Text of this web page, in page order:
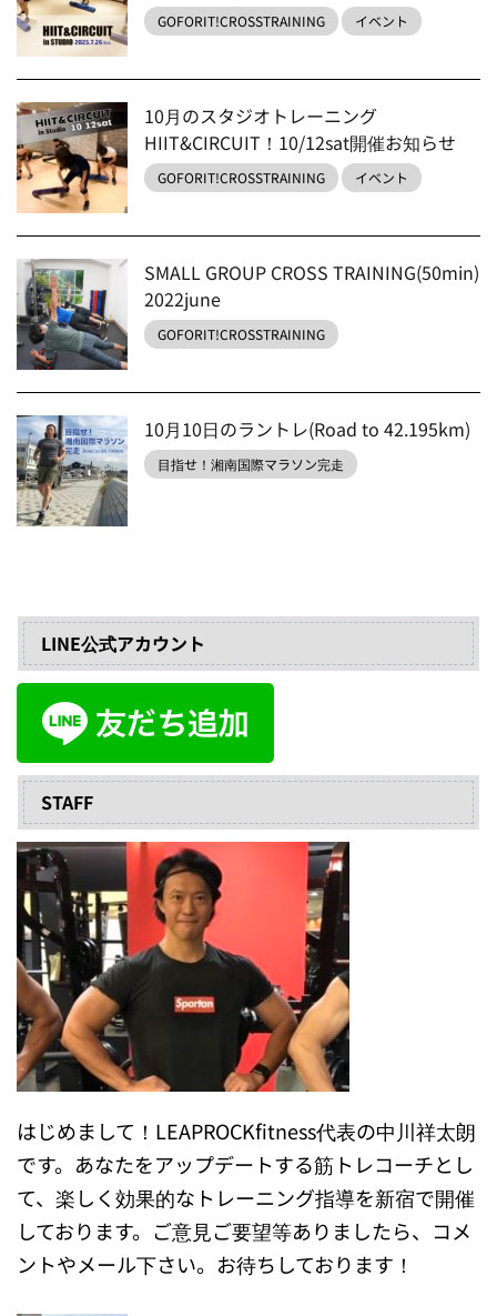
GOFORIT!CROSSTRAINING イベント
10月のスタジオトレーニング
HIIT&CIRCUIT！10/12sat開催お知らせ
GOFORIT!CROSSTRAINING イベント
SMALL GROUP CROSS TRAINING(50min)
2022june
GOFORIT!CROSSTRAINING
10月10日のラントレ(Road to 42.195km)
目指せ！湘南国際マラソン完走
LINE公式アカウント
STAFF
はじめまして！LEAPROCKfitness代表の中川祥太朗
です。あなたをアップデートする筋トレコーチとし
て、楽しく効果的なトレーニング指導を新宿で開催
しております。ご意見ご要望等ありましたら、コメ
ントやメール下さい。お待ちしております！